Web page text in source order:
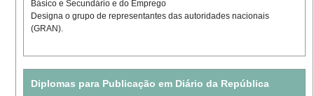
Básico e Secundário e do Emprego
Designa o grupo de representantes das autoridades nacionais
(GRAN).
Diplomas para Publicação em Diário da República